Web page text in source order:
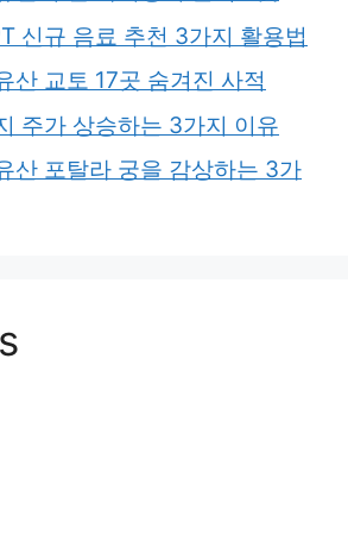
신규 음료 추천 3가지 활용법
산 교토 17곳 숨겨진 사적
주가 상승하는 3가지 이유
산 포탈라 궁을 감상하는 3가